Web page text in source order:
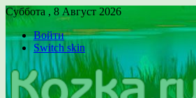
Суббота , 8 Август 2026
Войти
Switch skin